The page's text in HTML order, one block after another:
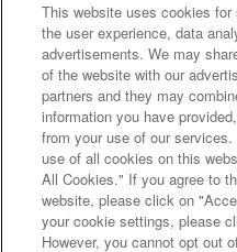
の強化を推進。さらに
チ強化を目的とする「
ロジェクトチーム」を
化を展望するなど、収
This website uses cookies
the user experience, data
advertisements. We may
of the website with our
partners and they may
information you have
from your use of our
use of all cookies on this
All Cookies." If you agree to
website, please click on
your cookie settings, please
However, you cannot opt out